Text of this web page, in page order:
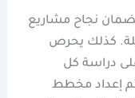
نجاح مشاريع
كذلك يحرص
دراسة كل
إعداد مخطط